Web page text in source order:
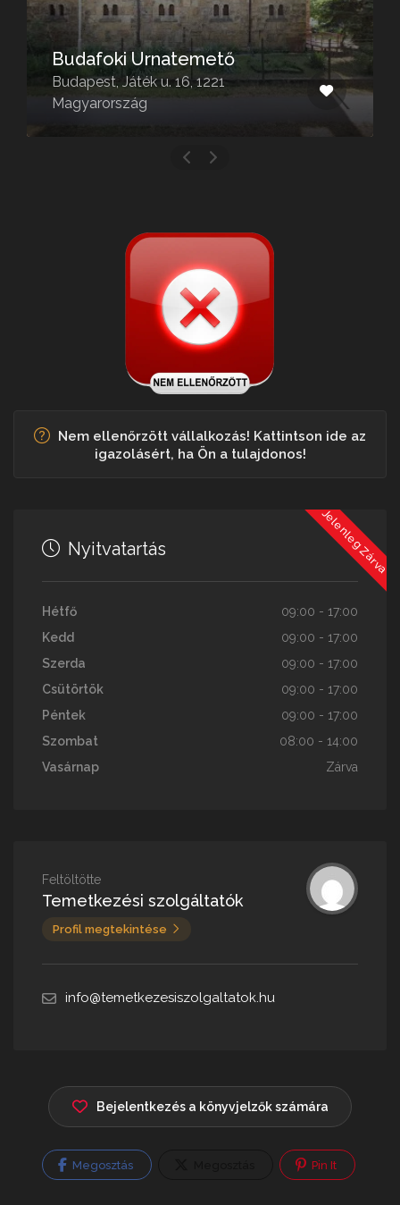
Budafoki Urnatemető
Budapest, Játék u. 16, 1221
Magyarország
Nem ellenőrzött vállalkozás! Kattintson ide az
igazolásért, ha Ön a tulajdonos!
Jelenleg Zárva
Nyitvatartás
Hétfő
09:00 - 17:00
Kedd
09:00 - 17:00
Szerda
09:00 - 17:00
Csütörtök
09:00 - 17:00
Péntek
09:00 - 17:00
Szombat
08:00 - 14:00
Vasárnap
Zárva
Feltöltötte
Temetkezési szolgáltatók
Profil megtekintése
info@temetkezesiszolgaltatok.hu
Bejelentkezés a könyvjelzők számára
Megosztás Pin It